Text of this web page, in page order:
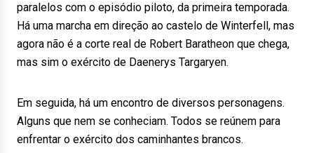
paralelos com o episódio piloto, da primeira temporada.
Há uma marcha em direção ao castelo de Winterfell, mas
agora não é a corte real de Robert Baratheon que chega,
mas sim o exército de Daenerys Targaryen.
Em seguida, há um encontro de diversos personagens.
Alguns que nem se conheciam. Todos se reúnem para
enfrentar o exército dos caminhantes brancos.